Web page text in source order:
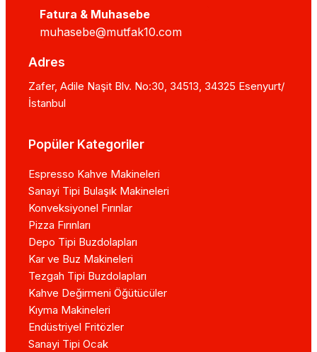
Fatura & Muhasebe
muhasebe@mutfak10.com
Adres
Zafer, Adile Naşit Blv. No:30, 34513, 34325 Esenyurt/
İstanbul
Popüler Kategoriler
Espresso Kahve Makineleri
Sanayi Tipi Bulaşık Makineleri
Konveksiyonel Fırınlar
Pizza Fırınları
Depo Tipi Buzdolapları
Kar ve Buz Makineleri
Tezgah Tipi Buzdolapları
Kahve Değirmeni Öğütücüler
Kıyma Makineleri
Endüstriyel Fritözler
Sanayi Tipi Ocak